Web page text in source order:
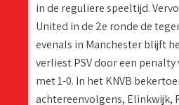
in de reguliere speeltijd.
United in de 2e ronde de
evenals in Manchester blijft
verliest PSV door een
met 1-0. In het KNVB
achtereenvolgens, Elinkwijk,